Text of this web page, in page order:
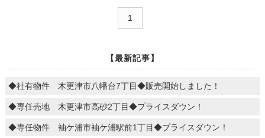
1
【最新記事】
◆社有物件 木更津市八幡台7丁目◆販売開始しました！
◆専任売地 木更津市高砂2丁目◆プライスダウン！
◆専任物件 袖ケ浦市袖ケ浦駅前1丁目◆プライスダウン！